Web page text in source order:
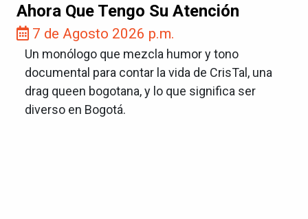
Ahora Que Tengo Su Atención
7 de Agosto 2026 p.m.
Un monólogo que mezcla humor y tono
documental para contar la vida de CrisTal, una
drag queen bogotana, y lo que significa ser
diverso en Bogotá.